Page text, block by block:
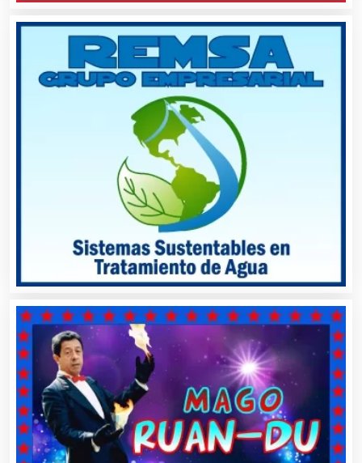
Ambulancias
Análisis Clínicos
Análisis de Aguas
Animadores de Eventos
Aparatos y Equipos Eléctricos
Artes Gráficas
Artesanías
Artículos de Oficina